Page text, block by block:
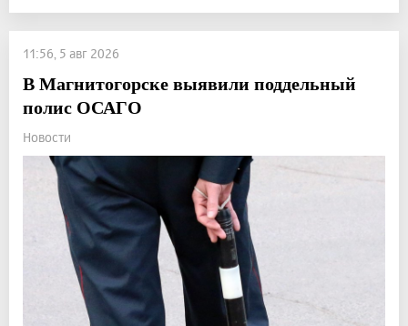
11:56, 5 авг 2026
В Магнитогорске выявили поддельный
полис ОСАГО
Новости